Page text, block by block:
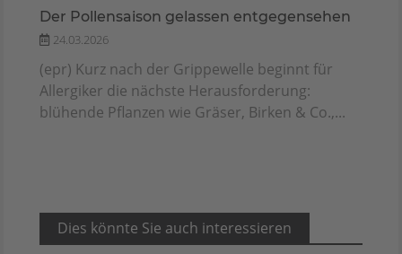
Der Pollensaison gelassen entgegensehen
24.03.2026
(epr) Kurz nach der Grippewelle beginnt für
Allergiker die nächste Herausforderung:
blühende Pflanzen wie Gräser, Birken & Co.,...
Dies könnte Sie auch interessieren